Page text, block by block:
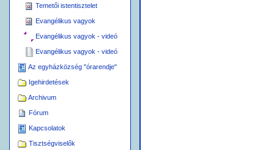
Temetői istentisztelet
Evangélikus vagyok
Evangélikus vagyok - videó
Evangélikus vagyok - videó
Az egyházközség "órarendje"
Igehirdetések
Archivum
Fórum
Kapcsolatok
Tisztségviselők